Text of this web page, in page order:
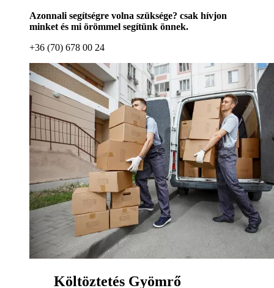
Azonnali segítségre volna szüksége? csak hívjon
minket és mi örömmel segítünk önnek.
+36 (70) 678 00 24
Költöztetés Gyömrő